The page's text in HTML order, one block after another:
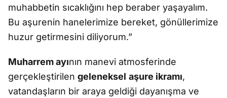
muhabbetin sıcaklığını hep beraber yaşayalım.
Bu aşurenin hanelerimize bereket, gönüllerimize
huzur getirmesini diliyorum.”
Muharrem ayının manevi atmosferinde
gerçekleştirilen geleneksel aşure ikramı,
vatandaşların bir araya geldiği dayanışma ve